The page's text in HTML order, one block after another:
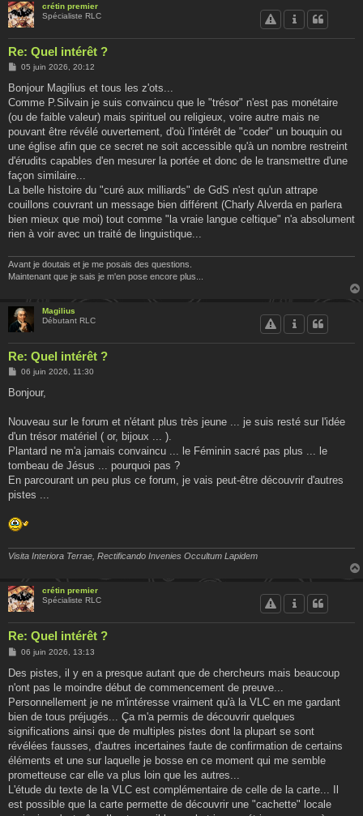
crétin premier
Spécialiste RLC
Re: Quel intérêt ?
M
s
a
g
05 juin 2026, 20:12
Bonjour Magilius et tous les z'ots...
Comme P.Silvain je suis convaincu que le "trésor" n'est pas monétaire
(ou de faible valeur) mais spirituel ou religieux, voire autre mais ne
pouvant être révélé ouvertement, d'où l'intérêt de "coder" un bouquin ou
une église afin que ce secret ne soit accessible qu'à un nombre restreint
d'érudits capables d'en mesurer la portée et donc de le transmettre d'une
façon similaire...
La belle histoire du "curé aux milliards" de GdS n'est qu'un attrape
couillons couvrant un message bien différent (Charly Alverda en parlera
bien mieux que moi) tout comme "la vraie langue celtique" n'a absolument
rien à voir avec un traité de linguistique...
Avant je doutais et je me posais des questions.
Maintenant que je sais je m'en pose encore plus...
Magilius
Débutant RLC
Re: Quel intérêt ?
M
s
g
06 juin 2026, 11:30
Bonjour,
Nouveau sur le forum et n'étant plus très jeune ... je suis resté sur l'idée
d'un trésor matériel ( or, bijoux ... ).
Plantard ne m'a jamais convaincu ... le Féminin sacré pas plus ... le
tombeau de Jésus ... pourquoi pas ?
En parcourant un peu plus ce forum, je vais peut-être découvrir d'autres
pistes ...
Visita Interiora Terrae, Rectificando Invenies Occultum Lapidem
crétin premier
Spécialiste RLC
Re: Quel intérêt ?
M
s
a
g
06 juin 2026, 13:13
Des pistes, il y en a presque autant que de chercheurs mais beaucoup
n'ont pas le moindre début de commencement de preuve...
Personnellement je ne m'intéresse vraiment qu'à la VLC en me gardant
bien de tous préjugés... Ça m'a permis de découvrir quelques
significations ainsi que de multiples pistes dont la plupart se sont
révélées fausses, d'autres incertaines faute de confirmation de certains
éléments et une sur laquelle je bosse en ce moment qui me semble
prometteuse car elle va plus loin que les autres...
L'étude du texte de la VLC est complémentaire de celle de la carte... Il
est possible que la carte permette de découvrir une "cachette" locale